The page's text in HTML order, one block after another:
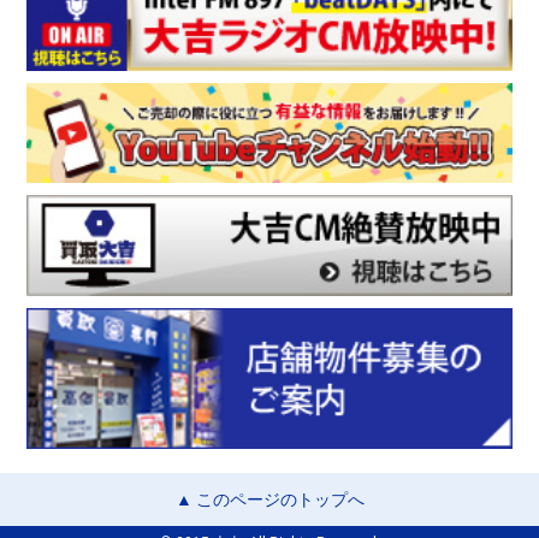
▲ このページのトップへ